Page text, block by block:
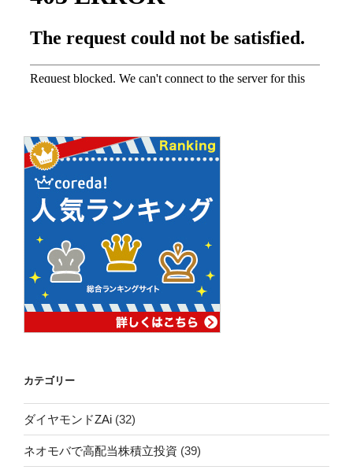
カテゴリー
ダイヤモンドZAi (32)
ネオモバで高配当株積立投資 (39)